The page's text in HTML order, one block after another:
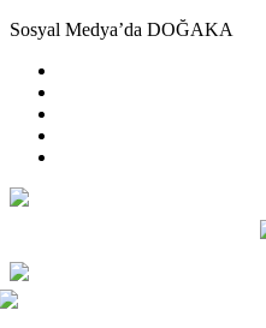
Sosyal Medya’da DOĞAKA